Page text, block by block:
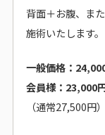
背面＋お腹、ま
施術いたします。
一般価格：
会員様：23,000
（通常27,500円）